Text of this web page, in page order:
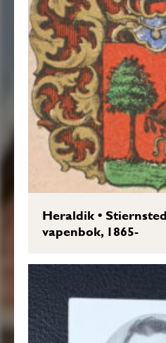
Heraldik•
vapenbok, 1865-